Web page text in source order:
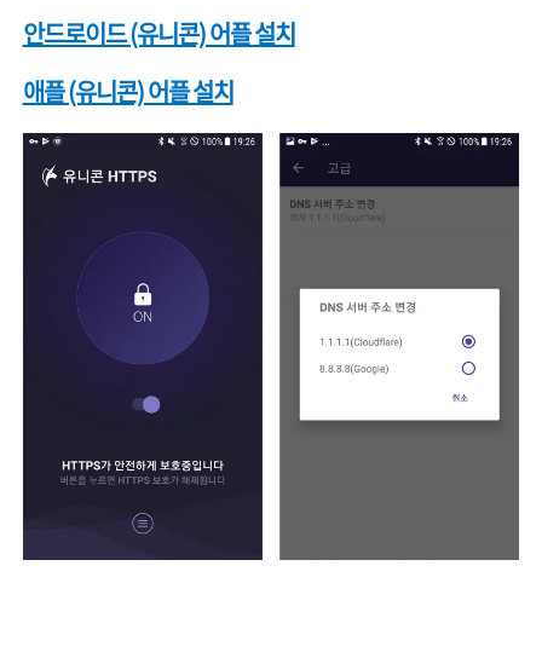
안드로이드 (유니콘) 어플 설치
애플 (유니콘) 어플 설치